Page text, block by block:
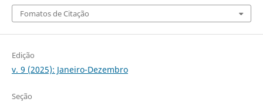
Fomatos de Citação
Edição
v. 9 (2025): Janeiro-Dezembro
Seção